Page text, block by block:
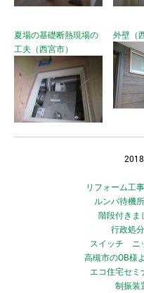
夏場の基礎断熱現場の
工夫（西宮市）
外壁（
リフォーム工
ルンバ待機
階段付きま
行政処
スイッチ ニ
高槻市のOB様
エコ住宅セミ
制振